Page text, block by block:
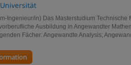
Ingenieur/in) Das Masterstudium
Ausbildung in Angewandter
Fächer: Angewandte Analysis;